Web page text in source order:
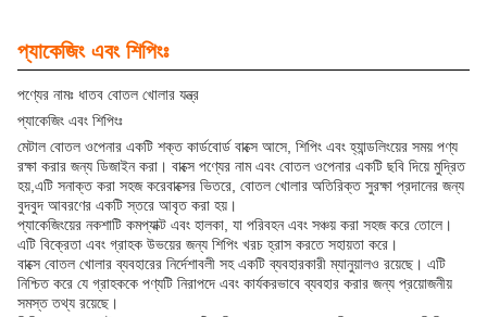
প্যাকেজিং এবং শিপিংঃ
পণ্যের নামঃ ধাতব বোতল খোলার যন্ত্র
প্যাকেজিং এবং শিপিংঃ
মেটাল বোতল ওপেনার একটি শক্ত কার্ডবোর্ড বাক্সে আসে, শিপিং এবং হ্যান্ডলিংয়ের সময় পণ্য
রক্ষা করার জন্য ডিজাইন করা। বাক্সে পণ্যের নাম এবং বোতল ওপেনার একটি ছবি দিয়ে মুদ্রিত
হয়,এটি সনাক্ত করা সহজ করেবাক্সের ভিতরে, বোতল খোলার অতিরিক্ত সুরক্ষা প্রদানের জন্য
বুদবুদ আবরণের একটি স্তরে আবৃত করা হয়।
প্যাকেজিংয়ের নকশাটি কমপ্যাক্ট এবং হালকা, যা পরিবহন এবং সঞ্চয় করা সহজ করে তোলে।
এটি বিক্রেতা এবং গ্রাহক উভয়ের জন্য শিপিং খরচ হ্রাস করতে সহায়তা করে।
বাক্সে বোতল খোলার ব্যবহারের নির্দেশাবলী সহ একটি ব্যবহারকারী ম্যানুয়ালও রয়েছে। এটি
নিশ্চিত করে যে গ্রাহককে পণ্যটি নিরাপদে এবং কার্যকরভাবে ব্যবহার করার জন্য প্রয়োজনীয়
সমস্ত তথ্য রয়েছে।